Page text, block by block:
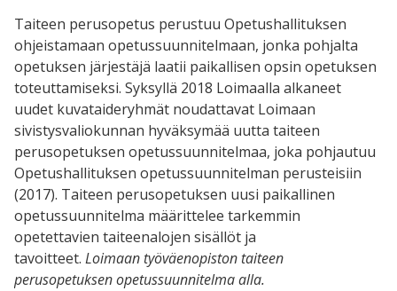
Taiteen perusopetus perustuu Opetushallituksen
ohjeistamaan opetussuunnitelmaan, jonka pohjalta
opetuksen järjestäjä laatii paikallisen opsin opetuksen
toteuttamiseksi. Syksyllä 2018 Loimaalla alkaneet
uudet kuvataideryhmät noudattavat Loimaan
sivistysvaliokunnan hyväksymää uutta taiteen
perusopetuksen opetussuunnitelmaa, joka pohjautuu
Opetushallituksen opetussuunnitelman perusteisiin
(2017). Taiteen perusopetuksen uusi paikallinen
opetussuunnitelma määrittelee tarkemmin
opetettavien taiteenalojen sisällöt ja
tavoitteet. Loimaan työväenopiston taiteen
perusopetuksen opetussuunnitelma alla.